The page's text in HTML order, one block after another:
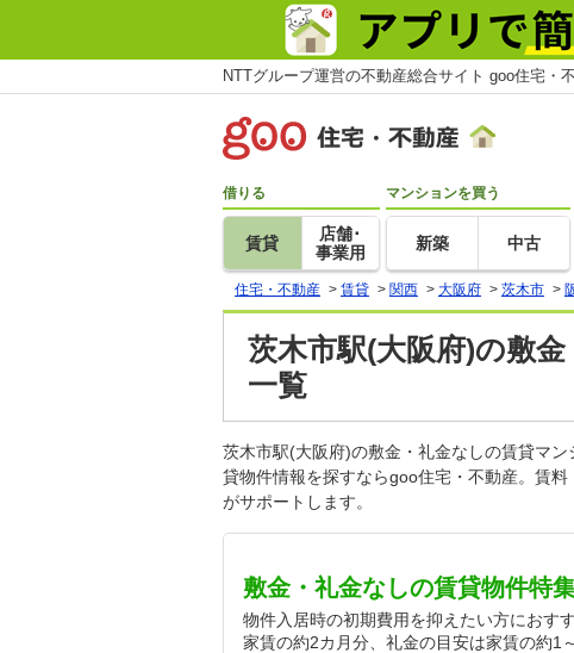
NTTグループ運営の不動産総合サイト goo住宅・
借りる
賃貸
店舗･
事業用
マンションを買う
新築 中古
住宅・不動産 > 賃貸 > 関西 > 大阪府 > 茨木市 >
茨木市駅(大阪府)の敷
一覧
茨木市駅(大阪府)の敷金・礼金なしの賃貸マ
貸物件情報を探すならgoo住宅・不動産。賃
がサポートします。
敷金・礼金なしの賃貸物件特
物件入居時の初期費用を抑えたい方におす
家賃の約2カ月分、礼金の目安は家賃の約1